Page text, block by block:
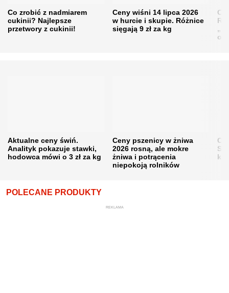
Co zrobić z nadmiarem
cukinii? Najlepsze
przetwory z cukinii!
Ceny wiśni 14 lipca 2026
w hurcie i skupie. Różnice
sięgają 9 zł za kg
Aktualne ceny świń.
Analityk pokazuje stawki,
hodowca mówi o 3 zł za kg
Ceny pszenicy w żniwa
2026 rosną, ale mokre
żniwa i potrącenia
niepokoją rolników
POLECANE PRODUKTY
REKLAMA